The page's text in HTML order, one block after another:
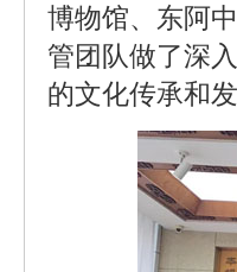
博物馆、东阿
管团队做了深
的文化传承和发